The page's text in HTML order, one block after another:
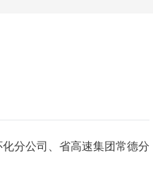
分公司、省高速集团常德分